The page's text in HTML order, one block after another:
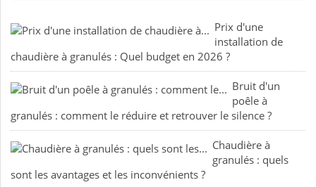
Prix d'une
installation de
chaudière à granulés : Quel budget en 2026 ?
Bruit d'un
poêle à
granulés : comment le réduire et retrouver le silence ?
Chaudière à
granulés : quels
sont les avantages et les inconvénients ?